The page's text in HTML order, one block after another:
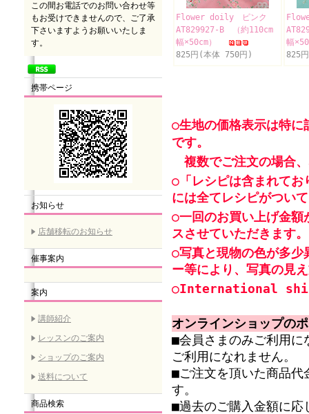
この間お電話でのお問い合わせ等
もお受けできませんので、ご了承
下さいますようお願いいたしま
す。
携帯ページ
お知らせ
店舗移転のお知らせ
催事案内
案内
講師紹介
レッスンのご案内
ショップのご案内
送料について
商品検索
Flower doily ピンク
AT829927-B （約110cm
幅×50cm）
825円(本体 750円)
幅
825
○生地の価格表示は特に
です。
複数でご注文の場合
○「レシピは含まれてお
には全てレシピがつい
○一回のお買い上げ金
スさせていただきます。
○写真と現物の色が多少
ー等により、写真の見
○International
オンラインショップの
■会員さまのみご利用に
ご利用になれません。
■ご注文を頂いた商品代
す。
■過去のご購入金額に応